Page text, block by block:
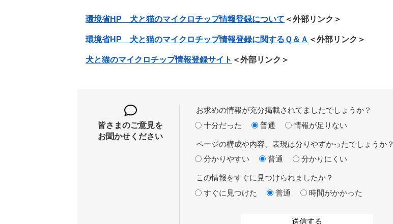
環境省HP 犬と猫のマイクロチップ情報登録について ＜外部リンク＞
環境省HP 犬と猫のマイクロチップ情報登録に関するＱ＆Ａ ＜外部リンク＞
犬と猫のマイクロチップ情報登録サイト ＜外部リンク＞
皆さまのご意見を
お聞かせください
お求めの情報が充分掲載されてましたでしょうか？
十分だった
普通 情報が足りない
ページの構成や内容、表現は分りやすかったでしょうか？
分かりやすい
普通 分かりにくい
この情報をすぐに見つけられましたか？
すぐに見つけた
普通 時間がかかった